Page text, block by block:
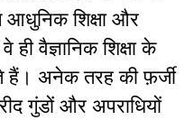
आधुनिक शिक्षा और
वैज्ञानिक शिक्षा के
हैं। अनेक तरह की फ़र्जी
गुंडों और अपराधियों